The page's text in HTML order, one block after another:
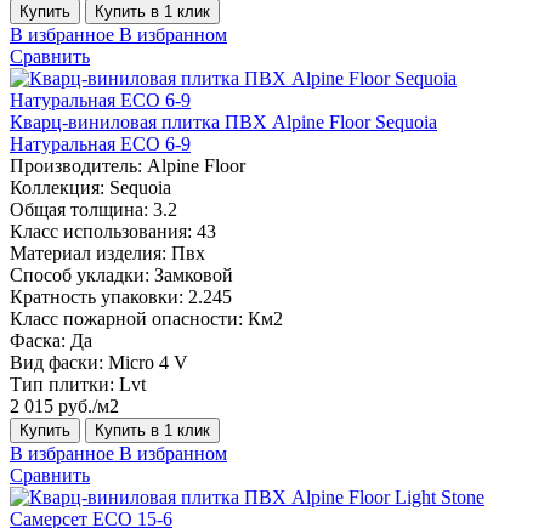
Купить Купить в 1 клик
В избранное В избранном
Сравнить
Кварц-виниловая плитка ПВХ Alpine Floor Sequoia
Натуральная ECO 6-9
Производитель: Alpine Floor
Коллекция: Sequoia
Общая толщина: 3.2
Класс использования: 43
Материал изделия: Пвх
Способ укладки: Замковой
Кратность упаковки: 2.245
Класс пожарной опасности: Км2
Фаска: Да
Вид фаски: Micro 4 V
Тип плитки: Lvt
2 015 руб./м2
Купить Купить в 1 клик
В избранное В избранном
Сравнить